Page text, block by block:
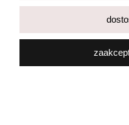
Zestaw Do Czyszczenia
Szczoteczka Pojemnik Na